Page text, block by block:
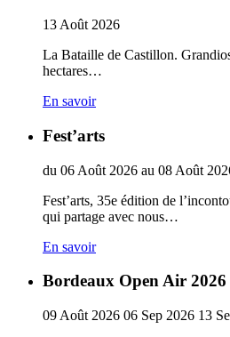
13 Août 2026
La Bataille de Castillon.
hectares…
En savoir
Fest’arts
du 06 Août 2026 au 08 Août
Fest’arts, 35e édition de
qui partage avec nous…
En savoir
Bordeaux Open Air 2026
09 Août 2026 06 Sep 2026 13